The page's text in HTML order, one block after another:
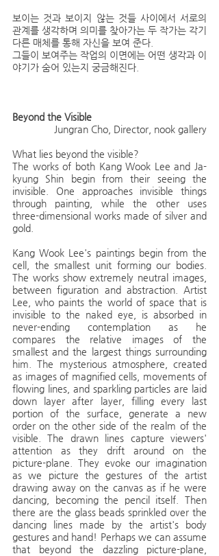
보이는 것과 보이지 않는 것들 사이에서 서로의
관계를 생각하며 의미를 찾아가는 두 작가는 각기
다른 매체를 통해 자신을 보여 준다.
그들이 보여주는 작업의 이면에는 어떤 생각과 이
야기가 숨어 있는지 궁금해진다.
Beyond the Visible
Jungran Cho, Director, nook gallery
What lies beyond the visible?
The works of both Kang Wook Lee and Ja-
kyung Shin begin from their seeing the
invisible. One approaches invisible things
through painting, while the other uses
three-dimensional works made of silver and
gold.
Kang Wook Lee's paintings begin from the
cell, the smallest unit forming our bodies.
The works show extremely neutral images,
between figuration and abstraction. Artist
Lee, who paints the world of space that is
invisible to the naked eye, is absorbed in
never-ending contemplation as he
compares the relative images of the
smallest and the largest things surrounding
him. The mysterious atmosphere, created
as images of magnified cells, movements of
flowing lines, and sparkling particles are laid
down layer after layer, filling every last
portion of the surface, generate a new
order on the other side of the realm of the
visible. The drawn lines capture viewers'
attention as they drift around on the
picture-plane. They evoke our imagination
as we picture the gestures of the artist
drawing away on the canvas as if he were
dancing, becoming the pencil itself. Then
there are the glass beads sprinkled over the
dancing lines made by the artist's body
gestures and hand! Perhaps we can assume
that beyond the dazzling picture-plane,